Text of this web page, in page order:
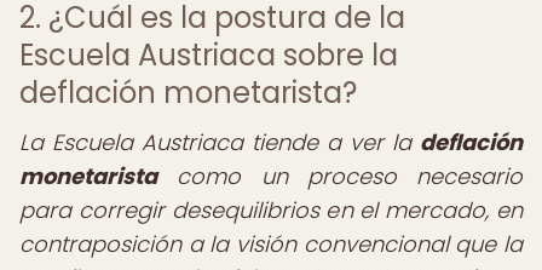
2. ¿Cuál es la postura de la
Escuela Austriaca sobre la
deflación monetarista?
La Escuela Austriaca tiende a ver la deflación
monetaristacomo un proceso necesario
para corregir desequilibrios en el mercado, en
contraposición a la visión convencional que la